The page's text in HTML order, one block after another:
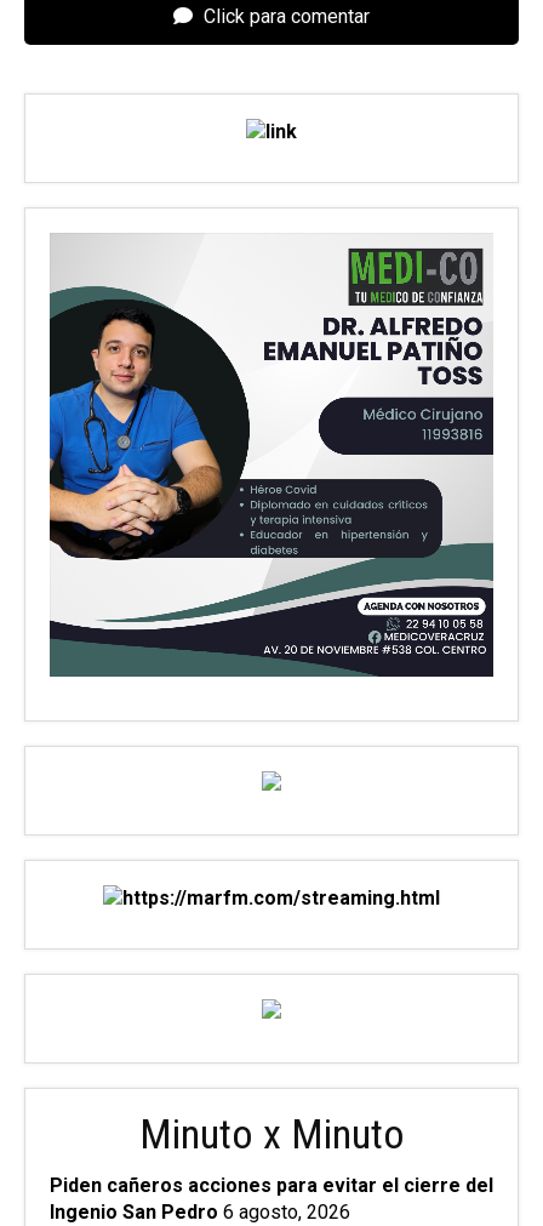
Click para comentar
Minuto x Minuto
Piden cañeros acciones para evitar el cierre del
Ingenio San Pedro 6 agosto, 2026